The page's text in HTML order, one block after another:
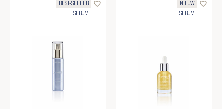
×
Create new list
Maak een verlanglijst
U moet ingelogd zijn om producten in uw
Inloggen
BEST-SELLER
SERUM
favorite_border
NIEUW
SERUM
favorite_border